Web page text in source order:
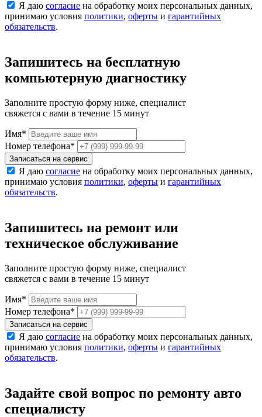
Я даю согласие на обработку моих персональных данных,
принимаю условия политики, оферты и гарантийных
обязательств.
Запишитесь на бесплатную
компьютерную диагностику
Заполните простую форму ниже, специалист
свяжется с вами в течение 15 минут
Имя*
Номер телефона*
Записаться на сервис
Я даю согласие на обработку моих персональных данных,
принимаю условия политики, оферты и гарантийных
обязательств.
Запишитесь на ремонт или
техническое обслуживание
Заполните простую форму ниже, специалист
свяжется с вами в течение 15 минут
Имя*
Номер телефона*
Записаться на сервис
Я даю согласие на обработку моих персональных данных,
принимаю условия политики, оферты и гарантийных
обязательств.
Задайте свой вопрос по ремонту авто
специалисту